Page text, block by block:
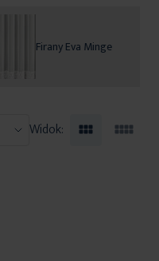
Firany Eva Minge
Widok: